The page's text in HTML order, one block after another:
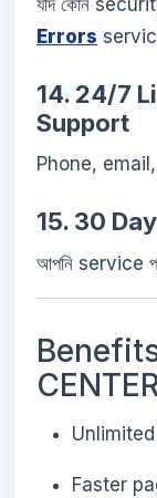
Errors service
14. 24/7
Support
Phone, email,
15. 30
আপনি service
Faster